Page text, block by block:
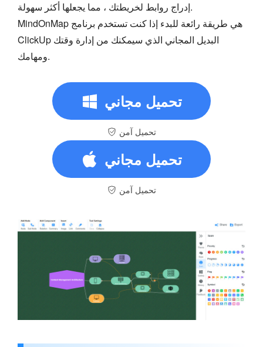
إدراج روابط لخريطتك ، مما يجعلها أكثر سهولة.
MindOnMap هي طريقة رائعة للبدء إذا كنت تستخدم برنامج
ClickUp البديل المجاني الذي سيمكنك من إدارة وقتك
ومهامك.
تحميل مجاني
تحميل آمن
تحميل مجاني
تحميل آمن